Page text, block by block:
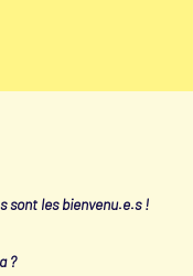
sont les bienvenu.e.s !
?